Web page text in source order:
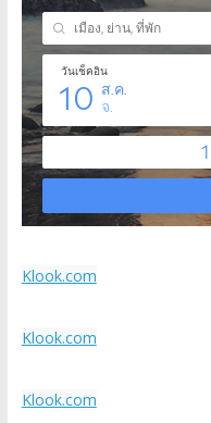
Klook.com
Klook.com
Klook.com